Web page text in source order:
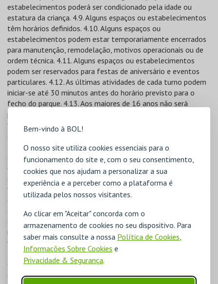
Bem-vindo à BOL!
O nosso site utiliza cookies essenciais para o
funcionamento do site e, com o seu consentimento,
cookies que nos ajudam a personalizar a sua
experiência e a perceber como a plataforma é
utilizada pelos nossos visitantes.
Ao clicar em "Aceitar" concorda com o
armazenamento de cookies no seu dispositivo. Para
saber mais consulte a nossa Política de Cookies,
Informações Sobre Cookies e
Privacidade & Segurança.